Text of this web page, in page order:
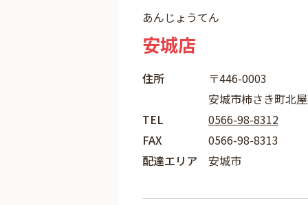
あんじょうてん
安城店
住所
〒446-0003
安城市柿さき町北
TEL
0566-98-8312
FAX
0566-98-8313
配達エリア
安城市